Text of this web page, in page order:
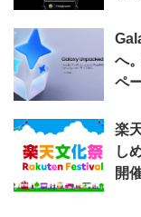
へ
ペ
楽
し
開